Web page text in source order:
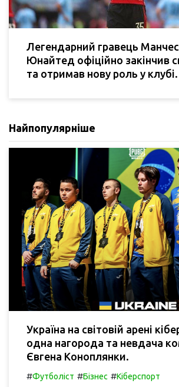
Легендарний гравець
Юнайтед офіційно закінчив
та отримав нову роль у клубі.
Найпопулярніше
Україна на світовій арені
одна нагорода та невдача
Євгена Коноплянки.
#Футболіст #Бізнес #Кіберспорт